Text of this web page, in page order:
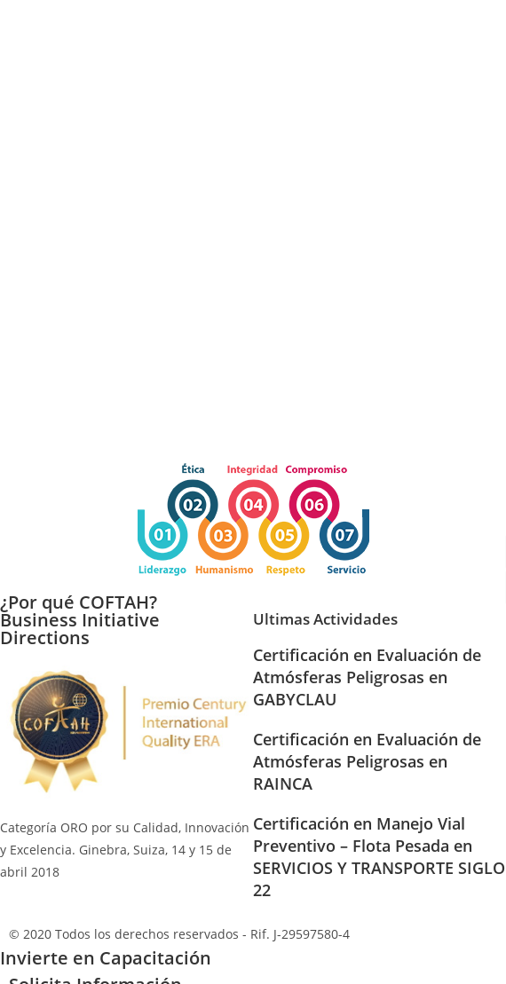
¿Por qué COFTAH?
Business Initiative
Directions
Categoría ORO por su Calidad, Innovación
y Excelencia. Ginebra, Suiza, 14 y 15 de
abril 2018
Ultimas Actividades
Certificación en Evaluación de
Atmósferas Peligrosas en
GABYCLAU
Certificación en Evaluación de
Atmósferas Peligrosas en
RAINCA
Certificación en Manejo Vial
Preventivo – Flota Pesada en
SERVICIOS Y TRANSPORTE SIGLO
22
© 2020 Todos los derechos reservados - Rif. J-29597580-4
Invierte en Capacitación